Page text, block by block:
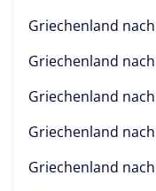
Griechenland nach
Griechenland nach
Griechenland nach
Griechenland nach
Griechenland nach